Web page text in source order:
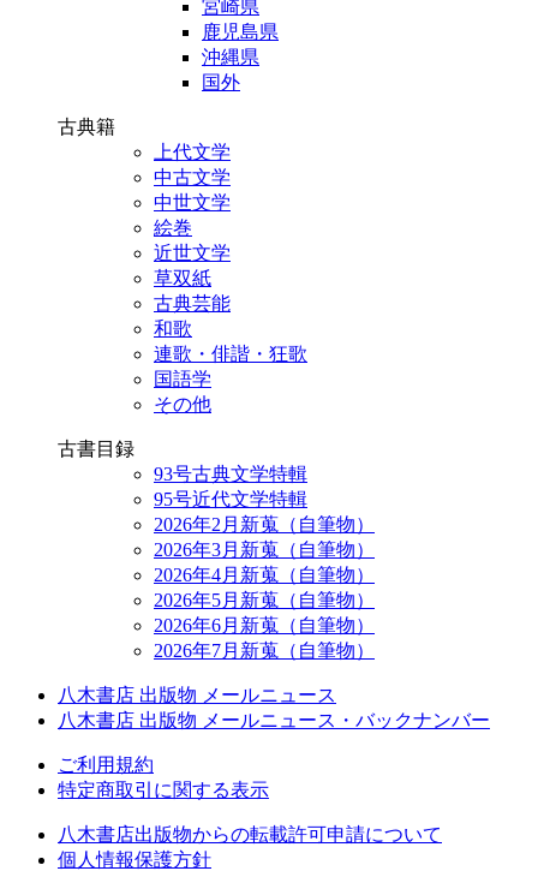
宮崎県
鹿児島県
沖縄県
国外
古典籍
上代文学
中古文学
中世文学
絵巻
近世文学
草双紙
古典芸能
和歌
連歌・俳諧・狂歌
国語学
その他
古書目録
93号古典文学特輯
95号近代文学特輯
2026年2月新蒐（自筆物）
2026年3月新蒐（自筆物）
2026年4月新蒐（自筆物）
2026年5月新蒐（自筆物）
2026年6月新蒐（自筆物）
2026年7月新蒐（自筆物）
八木書店 出版物 メールニュース
八木書店 出版物 メールニュース・バックナンバー
ご利用規約
特定商取引に関する表示
八木書店出版物からの転載許可申請について
個人情報保護方針